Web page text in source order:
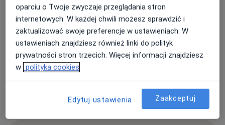
Zdjęcia i filmy
Zobacz galerię (14)
oparciu o Twoje zwyczaje przeglądania stron
internetowych. W każdej chwili możesz sprawdzić i
zaktualizować swoje preferencje w ustawieniach. W
ustawieniach znajdziesz również linki do polityk
prywatności stron trzecich. Więcej informacji znajdziesz
w polityka cookies
Edytuj ustawienia Zaakceptuj